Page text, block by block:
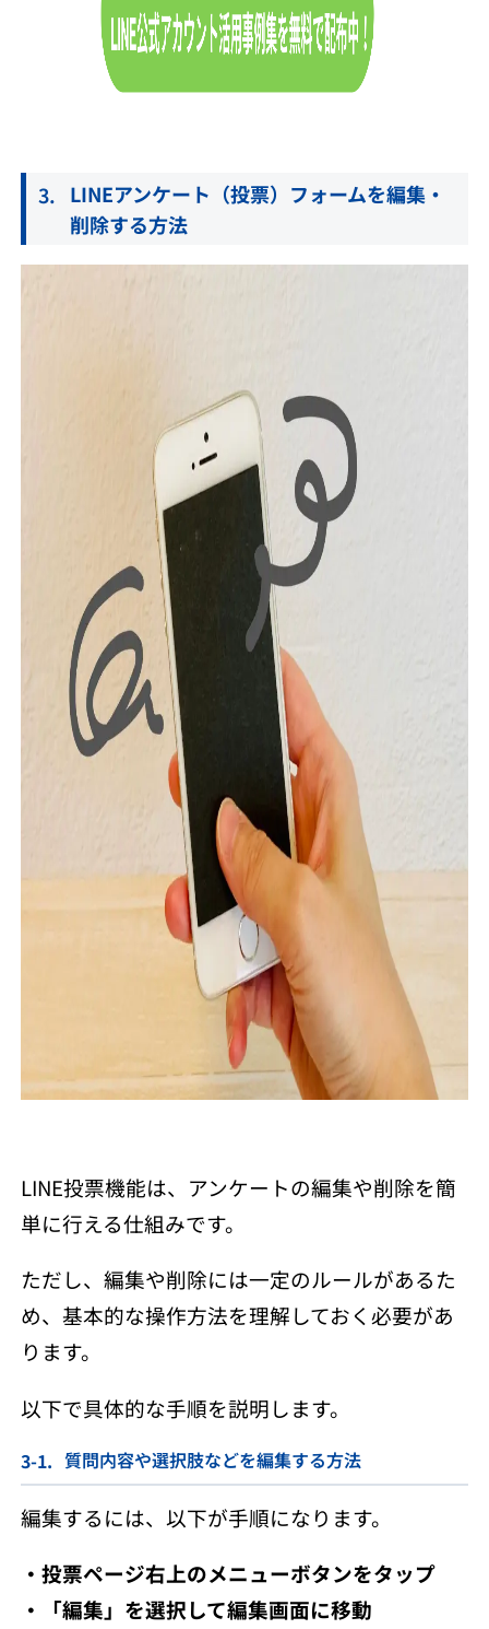
LINEアンケート（投票）フォームを編集・
削除する方法
LINE投票機能は、アンケートの編集や削除を簡
単に行える仕組みです。
ただし、編集や削除には一定のルールがあるた
め、基本的な操作方法を理解しておく必要があ
ります。
以下で具体的な手順を説明します。
質問内容や選択肢などを編集する方法
編集するには、以下が手順になります。
・投票ページ右上のメニューボタンをタップ
・「編集」を選択して編集画面に移動